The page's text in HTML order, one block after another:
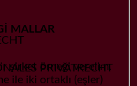
PRIVATRECHT
MALLAR
şirket örneği verelim.
ile iki ortaklı (eşler)